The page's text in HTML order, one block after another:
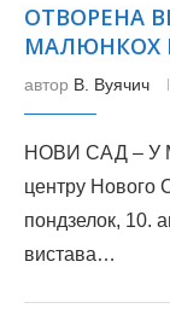
ОТВОРЕНА
МАЛЮНКОХ
автор В. Вуячич
НОВИ САД – У
центру Нового
пондзелок, 10.
вистава…